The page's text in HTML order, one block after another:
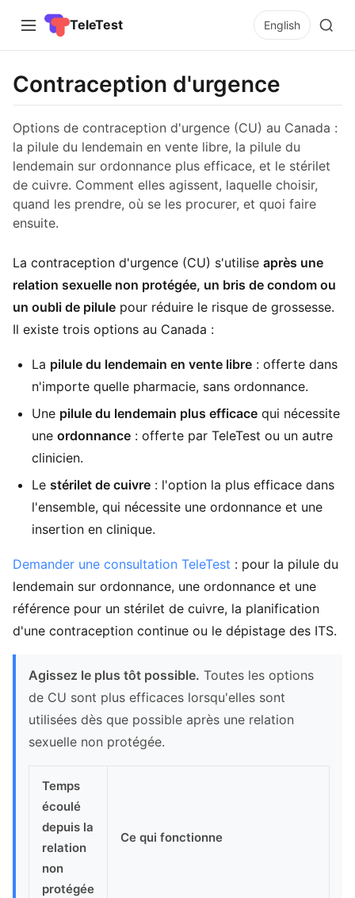
TeleTest English
Contraception d'urgence
Options de contraception d'urgence (CU) au Canada :
la pilule du lendemain en vente libre, la pilule du
lendemain sur ordonnance plus efficace, et le stérilet
de cuivre. Comment elles agissent, laquelle choisir,
quand les prendre, où se les procurer, et quoi faire
ensuite.
La contraception d'urgence (CU) s'utilise après une
relation sexuelle non protégée, un bris de condom ou
un oubli de pilule pour réduire le risque de grossesse.
Il existe trois options au Canada :
La pilule du lendemain en vente libre : offerte dans
n'importe quelle pharmacie, sans ordonnance.
Une pilule du lendemain plus efficace qui nécessite
une ordonnance : offerte par TeleTest ou un autre
clinicien.
Le stérilet de cuivre : l'option la plus efficace dans
l'ensemble, qui nécessite une ordonnance et une
insertion en clinique.
Demander une consultation TeleTest : pour la pilule du
lendemain sur ordonnance, une ordonnance et une
référence pour un stérilet de cuivre, la planification
d'une contraception continue ou le dépistage des ITS.
Agissez le plus tôt possible. Toutes les options
de CU sont plus efficaces lorsqu'elles sont
utilisées dès que possible après une relation
sexuelle non protégée.
Temps
écoulé
depuis la
relation
non
protégée
Ce qui fonctionne